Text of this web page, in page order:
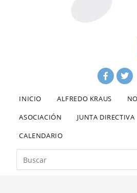
INICIO ALFREDO KRAUS
ASOCIACIÓN
JUNTA DIRECTIVA
CALENDARIO